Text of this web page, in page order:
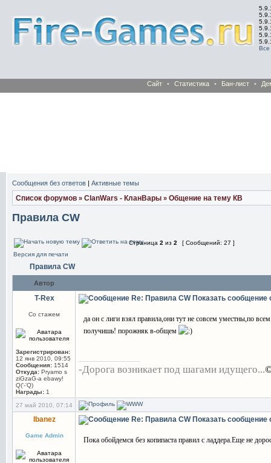
Все
Сайт • Статистика • Бан-лист •
Сообщения без ответов | Активные темы
Список форумов » ClanWars - КланВары » Общение на тему КВ
Правила CW
Страница 2 из 2
[ Сообщений: 27 ]
Версия для печати
Правила CW
Автор
T-Rex
Со стажем
Зарегистрирован:
12 янв 2010, 09:55
Сообщения: 1514
Откуда: Pryamo s
ziGzaG-a ebawy!
Q('-'Q)
Награды: 1
Re: Правила CW Показать сообщение
да он с лиги взял правила,они тут не совсем уместны,по
получишь! порожняк в-общем
-Дорога возникает под шагами идущего...
27 май 2010, 07:14
Ibanez
Game Admin
Re: Правила CW Показать сообщение
Пока обойдемся без копипаста правил с ладдера.Еще не